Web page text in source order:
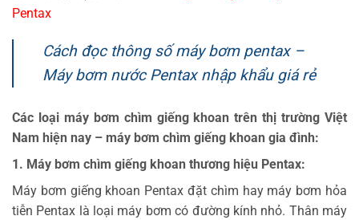
Pentax
Cách đọc thông số máy bơm pentax –
Máy bơm nước Pentax nhập khẩu giá rẻ
Các loại máy bơm chìm giếng khoan trên thị trường Việt
Nam hiện nay – máy bơm chìm giếng khoan gia đình:
1. Máy bơm chìm giếng khoan thương hiệu Pentax:
Máy bơm giếng khoan Pentax đặt chìm hay máy bơm hỏa
tiễn Pentax là loại máy bơm có đường kính nhỏ. Thân máy